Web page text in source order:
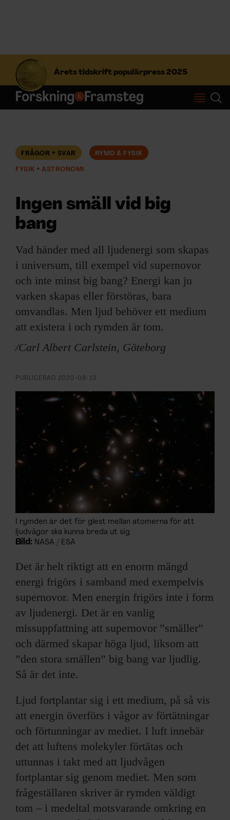
Årets tidskrift populärpress 2025
S
f
t
Prenumerera
ÄMNEN
ARKIV & E-TIDNING
LYSSNA/PODD
EVENEMANG & RESOR
SHOP
KONTAKTA F&F
PRENUMERERA PÅ F&F
ANNONSERA I F&F
OM F&F
FRÅGOR + SVAR RYMD & FYSIK
FYSIK ASTRONOMI
Ingen smäll vid big
bang
Vad händer med all ljudenergi som skapas
i universum, till exempel vid supernovor
och inte minst big bang? Energi kan ju
varken skapas eller förstöras, bara
omvandlas. Men ljud behöver ett medium
att existera i och rymden är tom.
/Carl Albert Carlstein, Göteborg
PUBLICERAD 2020-08-13
I rymden är det för glest mellan atomerna för att
ljudvågor ska kunna breda ut sig.
Bild: NASA / ESA
Det är helt riktigt att en enorm mängd
energi frigörs i samband med exempelvis
supernovor. Men energin frigörs inte i form
av ljudenergi. Det är en vanlig
missuppfattning att supernovor ”smäller”
och därmed skapar höga ljud, liksom att
”den stora smällen” big bang var ljudlig.
Så är det inte.
Ljud fortplantar sig i ett medium, på så vis
att energin överförs i vågor av förtätningar
och förtunningar av mediet. I luft innebär
det att luftens molekyler förtätas och
uttunnas i takt med att ljudvågen
fortplantar sig genom mediet. Men som
frågeställaren skriver är rymden väldigt
tom – i medeltal motsvarande omkring en